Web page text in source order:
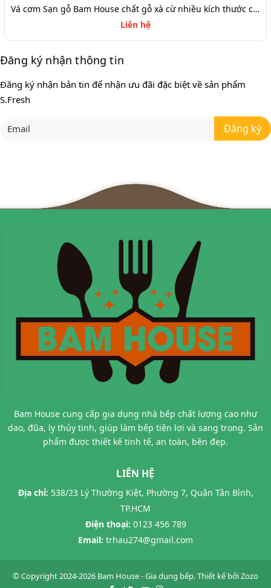
Vá cơm Sạn gỗ Bam House chất gỗ xà cừ nhiều kích thước cao cấp VSG25
Liên hệ
Đăng ký nhận thông tin
Đăng ký nhận bản tin để nhận ưu đãi đặc biệt về sản phẩm
S.Fresh
Đăng ký
Bam House cung cấp gia dụng nhà bếp chất lượng cao như
dao, đũa, ly thủy tinh, giúp làm bếp tiện lợi và sang trọng. Sản
phẩm được thiết kế tinh tế, an toàn, bền đẹp.
LIÊN HỆ
Địa chỉ: 538/23 Lý Thường Kiệt, Phường 7, Quận Tân Bình,
TP.HCM
Điện thoại: 0123 456 789
Email: trhau274@gmail.com
© Copyright 2024-2026 Bam House - Gia dụng bếp.Thiết kế bởiZozo